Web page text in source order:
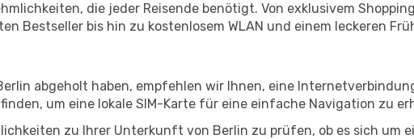
die jeder Reisende benötigt. Von exklusivem
Bestseller bis hin zu kostenlosem WLAN und einem leckeren
abgeholt haben, empfehlen wir Ihnen, eine
um eine lokale SIM-Karte für eine einfache Navigation zu
zu Ihrer Unterkunft von Berlin zu prüfen, ob es sich um